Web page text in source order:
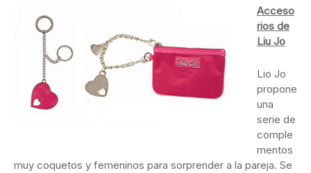
Acceso
rios de
Liu Jo
Lio Jo
propone
una
serie de
comple
mentos
muy coquetos y femeninos para sorprender a la pareja. Se